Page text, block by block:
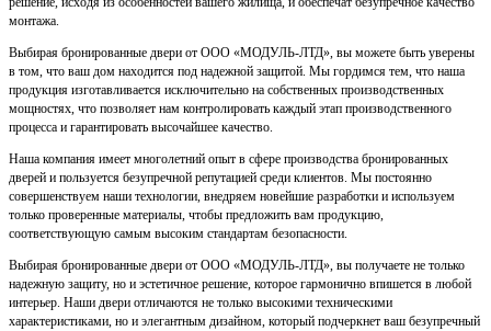
монтажа.
Выбирая бронированные двери от ООО «МОДУЛЬ-ЛТД», вы можете быть уверены
в том, что ваш дом находится под надежной защитой. Мы гордимся тем, что наша
продукция изготавливается исключительно на собственных производственных
мощностях, что позволяет нам контролировать каждый этап производственного
процесса и гарантировать высочайшее качество.
Наша компания имеет многолетний опыт в сфере производства бронированных
дверей и пользуется безупречной репутацией среди клиентов. Мы постоянно
совершенствуем наши технологии, внедряем новейшие разработки и используем
только проверенные материалы, чтобы предложить вам продукцию,
соответствующую самым высоким стандартам безопасности.
Выбирая бронированные двери от ООО «МОДУЛЬ-ЛТД», вы получаете не только
надежную защиту, но и эстетичное решение, которое гармонично впишется в любой
интерьер. Наши двери отличаются не только высокими техническими
характеристиками, но и элегантным дизайном, который подчеркнет ваш безупречный